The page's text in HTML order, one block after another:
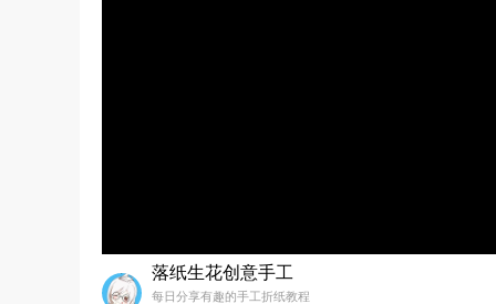
落纸生花创意手工
每日分享有趣的手工折纸教程